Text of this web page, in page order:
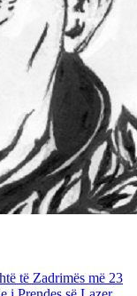
të Zadrimës më 23